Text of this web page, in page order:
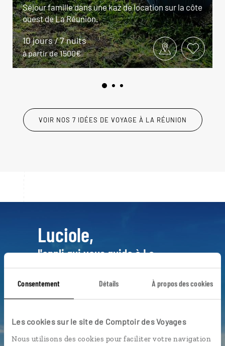
Consentement Détails À propos des cookies
Les cookies sur le site de Comptoir des Voyages
Nous utilisons des cookies pour faciliter votre navigation
Séjour famille dans une kaz de location sur la côte
ouest de La Réunion.
10 jours / 7 nuits
à partir de 1500€
VOIR NOS 7 IDÉES DE VOYAGE À LA RÉUNION
Luciole,
l'appli qui vous guide à La
Réunion
L’itinéraire vers votre case créole
Notre sélection de restaurants